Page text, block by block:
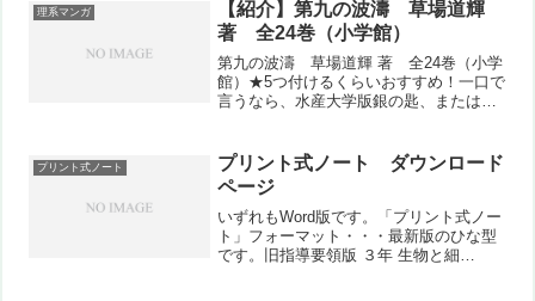
入れ替わること、そしてそ...
理系マンガ
【紹介】第九の波濤 草場道輝
著 全24巻（小学館）
第九の波濤 草場道輝 著 全24巻（小学
館）★5つ付けるくらいおすすめ！一口で
言うなら、水産大学版銀の匙、またはも
かもしれません。が、漁業、水産、そし
てそれをとりまく環...
プリント式ノート
プリント式ノート ダウンロード
ページ
いずれもWord版です。「プリント式ノー
ト」フォーマット・・・最新版のひな型
です。旧指導要領版 ３年 生物と細